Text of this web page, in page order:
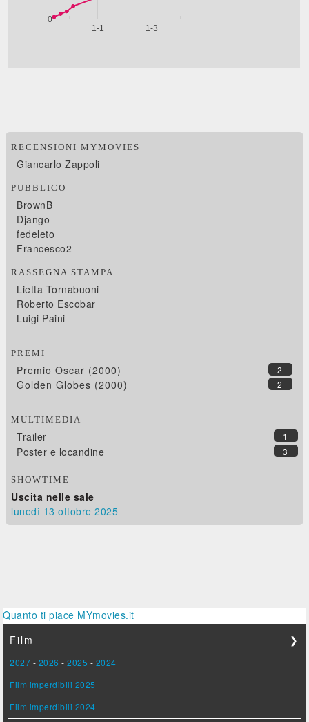
RECENSIONI MYMOVIES
Giancarlo Zappoli
PUBBLICO
BrownB
Django
fedeleto
Francesco2
RASSEGNA STAMPA
Lietta Tornabuoni
Roberto Escobar
Luigi Paini
PREMI
2
Premio Oscar (2000)
2
Golden Globes (2000)
MULTIMEDIA
1
Trailer
3
Poster e locandine
SHOWTIME
Uscita nelle sale
lunedì 13 ottobre 2025
Quanto ti piace MYmovies.it
Film
❯
2027 - 2026 -2025 - 2024
Film imperdibili 2025
Film imperdibili 2024